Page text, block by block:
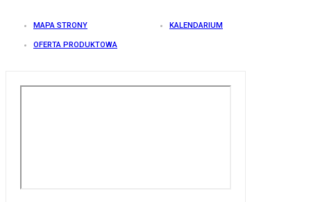
MAPA STRONY KALENDARIUM
OFERTA PRODUKTOWA